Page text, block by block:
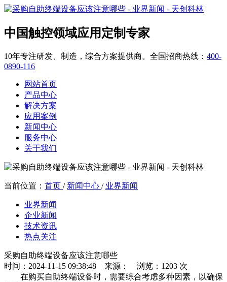
中国触控领域应用定制专家
10年专注研发、制造，综合方案提供商。全国招商热线： 400-
0890-116
网站首页
产品中心
解决方案
应用案例
新闻中心
服务中心
关于我们
当前位置： 首页 / 新闻中心 / 业界新闻
业界新闻
企业新闻
技术资讯
热点关注
采购自助终端设备应该注意哪些
时间：2024-11-15 09:38:48
来源：
浏览：1203 次
在购买自助终端设备时，需要综合考虑多种因素，以确保